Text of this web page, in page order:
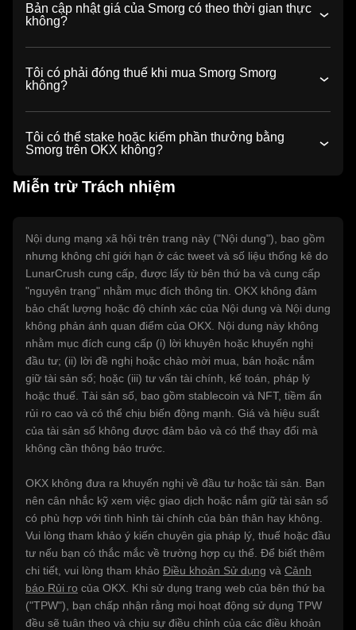
Bản cập nhật giá của Smorg có theo thời gian thực
không?
Tôi có phải đóng thuế khi mua Smorg Smorg
không?
Tôi có thể stake hoặc kiếm phần thưởng bằng
Smorg trên OKX không?
Miễn trừ Trách nhiệm
Nội dung mạng xã hội trên trang này ("Nội dung"), bao gồm
nhưng không chỉ giới hạn ở các tweet và số liệu thống kê do
LunarCrush cung cấp, được lấy từ bên thứ ba và cung cấp
"nguyên trạng" nhằm mục đích thông tin. OKX không đảm
bảo chất lượng hoặc độ chính xác của Nội dung và Nội dung
không phản ánh quan điểm của OKX. Nội dung này không
nhằm mục đích cung cấp (i) lời khuyên hoặc khuyến nghị
đầu tư; (ii) lời đề nghị hoặc chào mời mua, bán hoặc nắm
giữ tài sản số; hoặc (iii) tư vấn tài chính, kế toán, pháp lý
hoặc thuế. Tài sản số, bao gồm stablecoin và NFT, tiềm ẩn
rủi ro cao và có thể chịu biến động mạnh. Giá và hiệu suất
của tài sản số không được đảm bảo và có thể thay đổi mà
không cần thông báo trước.
OKX không đưa ra khuyến nghị về đầu tư hoặc tài sản. Bạn
nên cân nhắc kỹ xem việc giao dịch hoặc nắm giữ tài sản số
có phù hợp với tình hình tài chính của bản thân hay không.
Vui lòng tham khảo ý kiến chuyên gia pháp lý, thuế hoặc đầu
tư nếu bạn có thắc mắc về trường hợp cụ thể. Để biết thêm
chi tiết, vui lòng tham khảo Điều khoản Sử dụng và Cảnh
báo Rủi ro của OKX. Khi sử dụng trang web của bên thứ ba
("TPW"), bạn chấp nhận rằng mọi hoạt động sử dụng TPW
đều sẽ tuân theo và chịu sự điều chỉnh của các điều khoản